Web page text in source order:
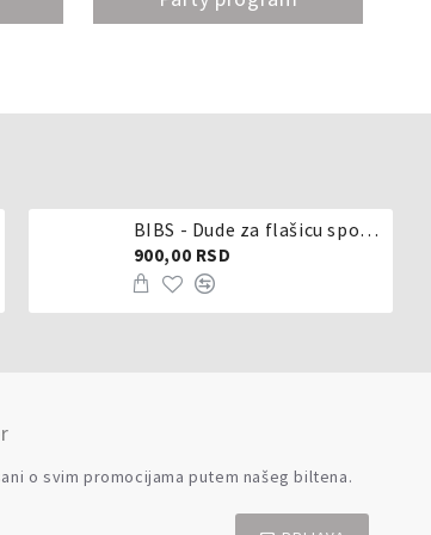
BIBS - Dude za flašicu sporijeg, srednjeg ili brzog protoka - silikon
900,00 RSD
o svim promocijama putem našeg biltena.